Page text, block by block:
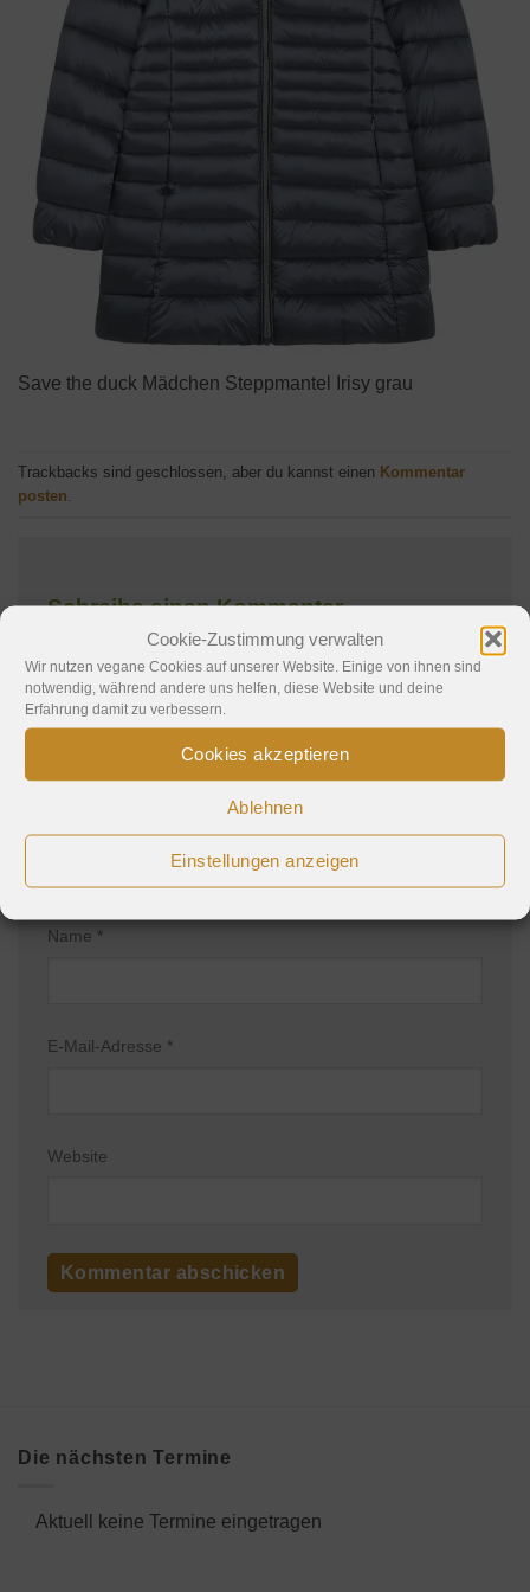
Cookie-Zustimmung verwalten
Wir nutzen vegane Cookies auf unserer Website. Einige von ihnen sind
notwendig, während andere uns helfen, diese Website und deine
Erfahrung damit zu verbessern.
Cookies akzeptieren
Ablehnen
Einstellungen anzeigen
Save the duck Mädchen Steppmantel Irisy grau
Trackbacks sind geschlossen, aber du kannst einen Kommentar
posten
Schreibe einen Kommentar
Deine E-Mail-Adresse wird nicht veröffentlicht.
Erforderliche Felder sind mit*markiert
Kommentar*
Name *
E-Mail-Adresse *
Website
Die nächsten Termine
Aktuell keine Termine eingetragen